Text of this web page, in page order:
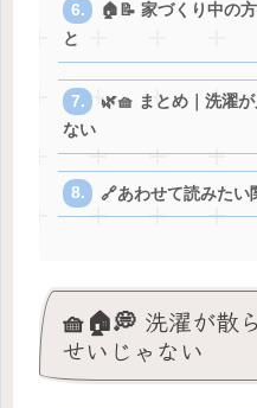
🏠📝 家づくり中の
と
🌿🧺 まとめ｜洗濯
ない
🔗あわせて読みたい
🧺🏠💭 洗濯が散
せいじゃない